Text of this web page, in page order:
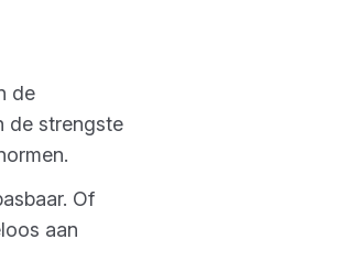
de
de strengste
Of
aan